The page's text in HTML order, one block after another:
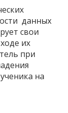
данных
свои
их
при
на